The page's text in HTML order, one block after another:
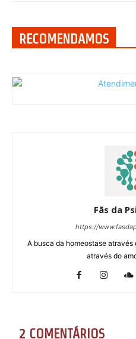
RECOMENDAMOS
Fãs da
https://
A busca da homeostase
através do
2 COMENTÁRIOS